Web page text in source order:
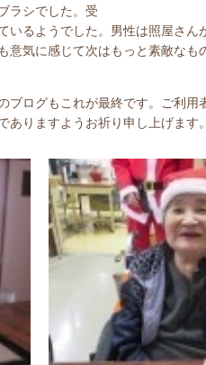
ラシでした。受
るようでした。男性は照屋さん
意気に感じて次はもっと素敵なも
ログもこれが最終です。ご利用
りますようお祈り申し上げます。